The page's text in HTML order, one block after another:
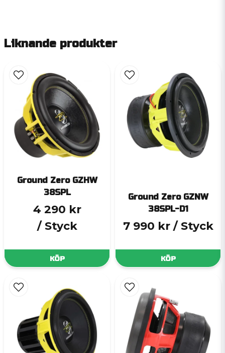
Liknande produkter
Ground Zero GZHW
38SPL
4 290 kr
/ Styck
KÖP
Ground Zero GZNW
38SPL-D1
7 990 kr / Styck
KÖP